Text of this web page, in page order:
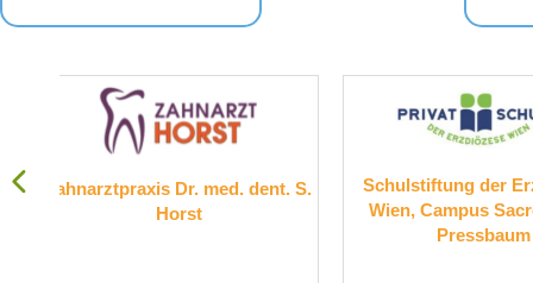
med. dent. S.
Schulstiftung der Erzdiözese
Wien, Campus Sacré Coeur